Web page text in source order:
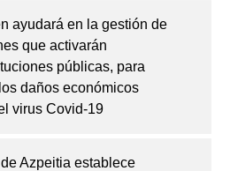
ayudará en la gestión de
que activarán
públicas, para
daños económicos
virus Covid-19
Azpeitia establece